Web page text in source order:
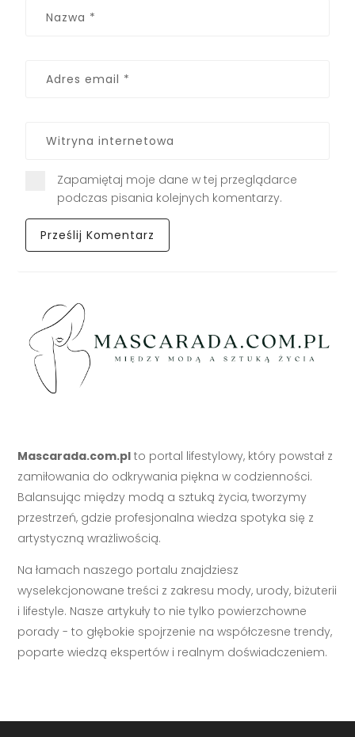
Zapamiętaj moje dane w tej przeglądarce
podczas pisania kolejnych komentarzy.
Mascarada.com.pl to portal lifestylowy, który powstał z
zamiłowania do odkrywania piękna w codzienności.
Balansując między modą a sztuką życia, tworzymy
przestrzeń, gdzie profesjonalna wiedza spotyka się z
artystyczną wrażliwością.
Na łamach naszego portalu znajdziesz
wyselekcjonowane treści z zakresu mody, urody, biżuterii
i lifestyle. Nasze artykuły to nie tylko powierzchowne
porady - to głębokie spojrzenie na współczesne trendy,
poparte wiedzą ekspertów i realnym doświadczeniem.